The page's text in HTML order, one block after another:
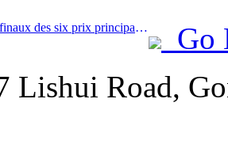
Prev:Les lauréats finaux des six prix principaux ont été annoncés, et plus d'une centaine d'hôtels et d'entreprises reçoivent des prix annuels !
Go
Lishui Road,